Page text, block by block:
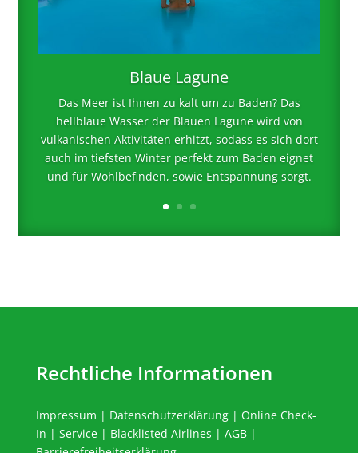
Blaue Lagune
Das Meer ist Ihnen zu kalt um zu Baden? Das
hellblaue Wasser der Blauen Lagune wird von
vulkanischen Aktivitäten erhitzt, sodass es sich dort
auch im tiefsten Winter perfekt zum Baden eignet
und für Wohlbefinden, sowie Entspannung sorgt.
Rechtliche Informationen
Impressum | Datenschutzerklärung| Online Check-
In | Service| Blacklisted Airlines | AGB|